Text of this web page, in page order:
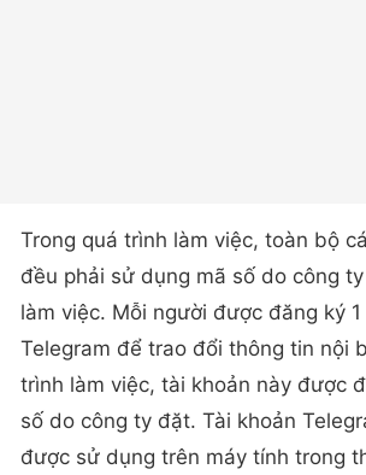
Trong quá trình làm việc, toàn bộ
đều phải sử dụng mã số do công
làm việc. Mỗi người được đăng ký
Telegram để trao đổi thông tin nội
trình làm việc, tài khoản này được
số do công ty đặt. Tài khoản
được sử dụng trên máy tính trong